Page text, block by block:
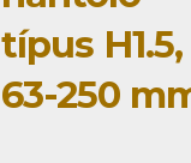
típus H1.5,
63-250